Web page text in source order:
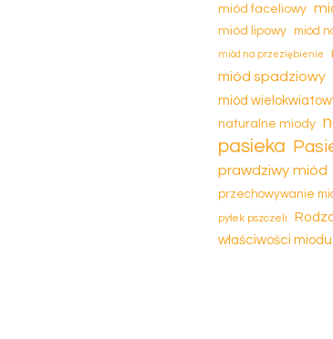
miód faceliowy
miód lipowy miód
miód na przeziębienie
miód spadziowy
miód
naturalne miody
pasieka
prawdziwy miód
przechowywanie
pyłek pszczeli
właściwości miodu